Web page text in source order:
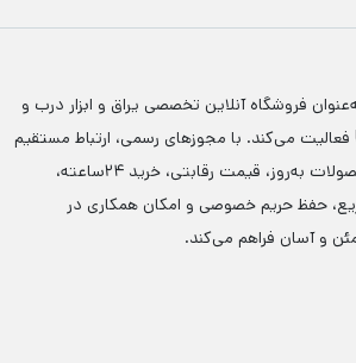
آلوم از سال ۱۳۹۹ به‌عنوان فروشگاه آنلاین تخصصی یراق و ابزار درب‌ و
پنجره آلومینیوم و UPVC فعالیت می‌کند. با مجوزهای رسمی، ارتباط مستقیم
با تولیدکنندگان، ارائه محصولات به‌روز، قیمت رقابتی، خرید ۲۴ساعته،
حفظ حریم خصوصی و امکان همکاری در
و آسان فراهم می‌کند.